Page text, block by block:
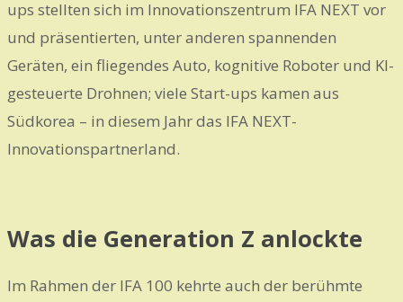
ups stellten sich im Innovationszentrum IFA NEXT vor
und präsentierten, unter anderen spannenden
Geräten, ein fliegendes Auto, kognitive Roboter und KI-
gesteuerte Drohnen; viele Start-ups kamen aus
Südkorea – in diesem Jahr das IFA NEXT-
Innovationspartnerland.
Was die Generation Z anlockte
Im Rahmen der IFA 100 kehrte auch der berühmte